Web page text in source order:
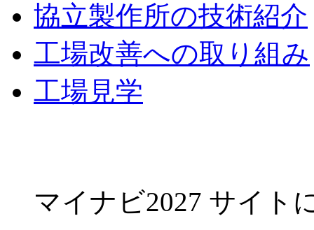
協立製作所の技術紹介
工場改善への取り組み
工場見学
マイナビ2027 サイト